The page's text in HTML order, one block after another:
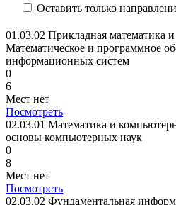
Оставить только
01.03.02 Прикладная математика
Математическое и программное
информационных систем
0
6
Мест нет
Посмотреть
02.03.01 Математика и
основы компьютерных наук
0
8
Мест нет
Посмотреть
02.03.02 Фундаментальная